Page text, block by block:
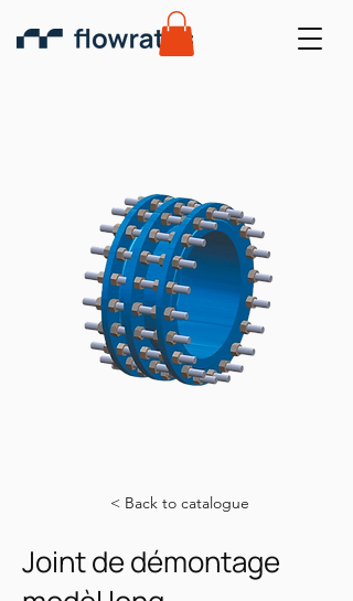
< Back to catalogue
Joint de démontage